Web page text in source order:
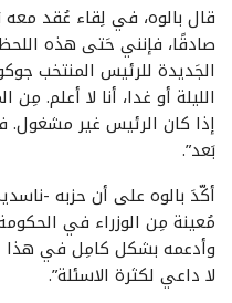
قال بالوه، في لِقاء عُقد معه
صادقًا، فإنني حَتى هذه
الجَديدة للرئيس المنتخب
الليلة أو غدا، أنا لا أعلم.
إذا كان الرئيس غير مشغول.
بَعد”.
أكّدَ بالوه على أن حزبه -
مُعينة مِن الوزراء في
وأدعمه بشكل كامِل في هذا
لا داعي لكثرة الاسئلة”.